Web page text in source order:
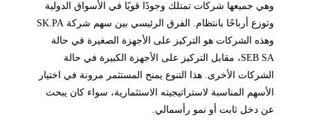
وهي جميعها شركات تمتلك وجودًا قويًا في الأسواق الدولية
وتوزع أرباحًا بانتظام. الفرق الرئيسي بين سهم شركة SK.PA
وهذه الشركات هو التركيز على الأجهزة الصغيرة في حالة
SEB SA، مقابل التركيز على الأجهزة الكبيرة في حالة
الشركات الأخرى. هذا التنوع يمنح المستثمر مرونة في اختيار
الأسهم المناسبة لاستراتيجيته الاستثمارية، سواء كان يبحث
عن دخل ثابت أو نمو رأسمالي.